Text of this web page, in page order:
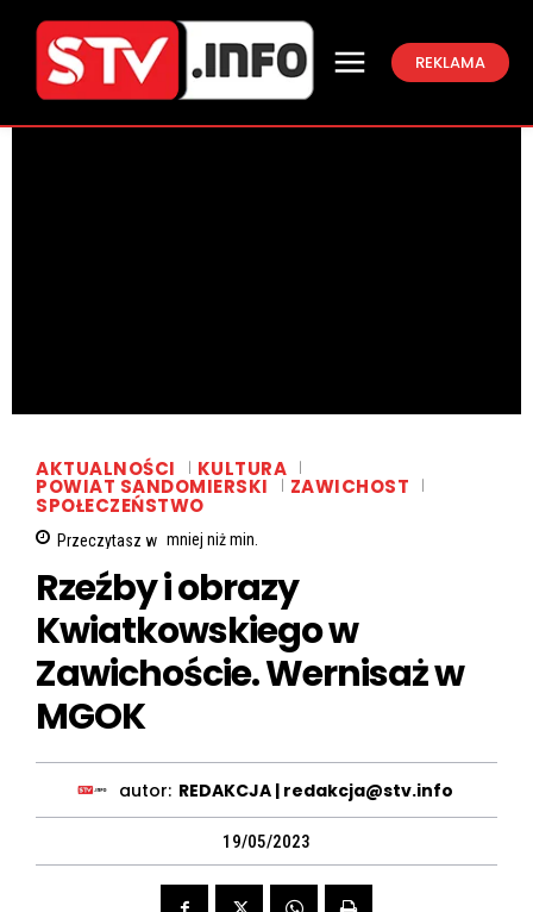
REKLAMA
AKTUALNOŚCI KULTURA
POWIAT SANDOMIERSKI ZAWICHOST
SPOŁECZEŃSTWO
Przeczytasz w mniej niżmin.
Rzeźby i obrazy
Kwiatkowskiego w
Zawichoście. Wernisaż w
MGOK
autor: REDAKCJA | redakcja@stv.info
19/05/2023